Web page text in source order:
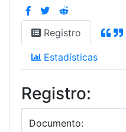
Registro
Estadísticas
Registro:
Documento: